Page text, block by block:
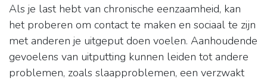
Als je last hebt van chronische eenzaamheid, kan
het proberen om contact te maken en sociaal te zijn
met anderen je uitgeput doen voelen. Aanhoudende
gevoelens van uitputting kunnen leiden tot andere
problemen, zoals slaapproblemen, een verzwakt